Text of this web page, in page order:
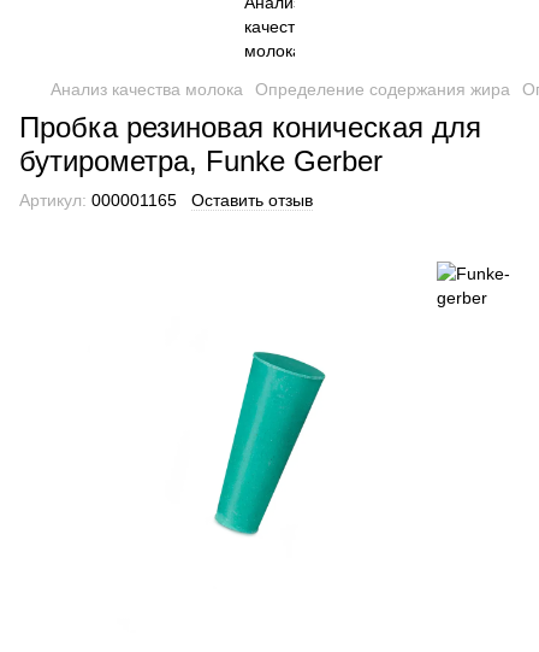
Анализ качества молока Определение содержания жира
Пробка резиновая коническая для
бутирометра, Funke Gerber
Артикул: 000001165 Оставить отзыв